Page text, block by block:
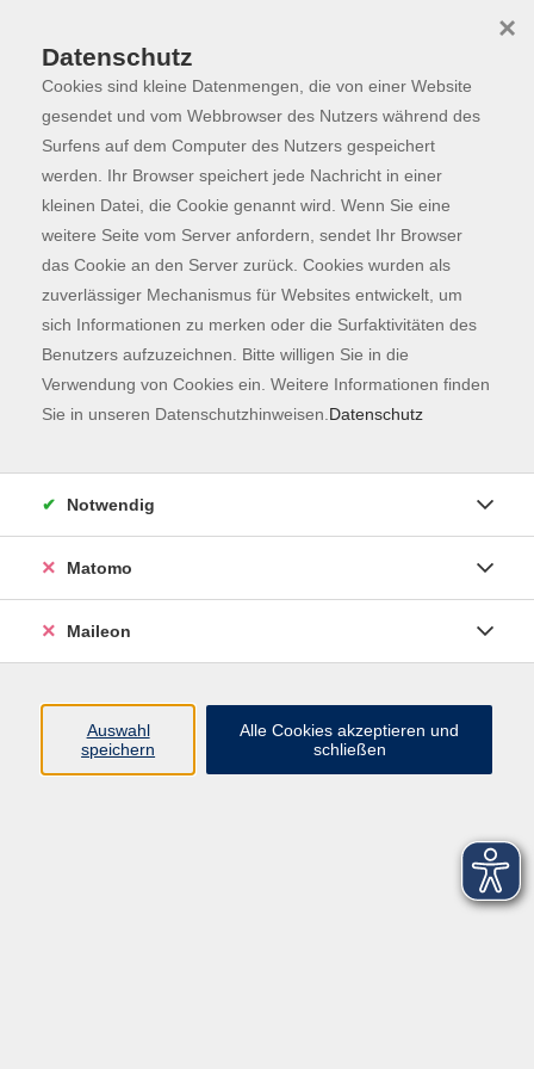
Skip to main content
Programm
Der Kurs konnte nicht gefunden werden.
Kontaktformular
Impressum
AGB
Datenschutzerklärung
Datenschutz
Cookies sind kleine Datenmengen, die von einer Website
gesendet und vom Webbrowser des Nutzers während des
Surfens auf dem Computer des Nutzers gespeichert
werden. Ihr Browser speichert jede Nachricht in einer
kleinen Datei, die Cookie genannt wird. Wenn Sie eine
weitere Seite vom Server anfordern, sendet Ihr Browser
das Cookie an den Server zurück. Cookies wurden als
zuverlässiger Mechanismus für Websites entwickelt, um
sich Informationen zu merken oder die Surfaktivitäten des
Benutzers aufzuzeichnen. Bitte willigen Sie in die
Verwendung von Cookies ein. Weitere Informationen finden
Sie in unseren Datenschutzhinweisen. Datenschutz
×
Notwendig
Matomo
Maileon
Auswahl
speichern
Alle Cookies akzeptieren und
schließen